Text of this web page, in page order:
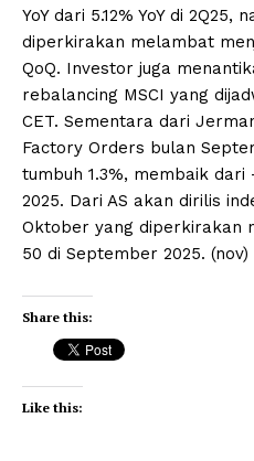
YoY dari 5.12% YoY di
diperkirakan melambat
QoQ. Investor juga
rebalancing MSCI yang
CET. Sementara dari
Factory Orders bulan
tumbuh 1.3%, membaik dari
2025. Dari AS akan dirilis
Oktober yang diperkirakan
50 di September 2025. (nov)
Share this:
Like this: